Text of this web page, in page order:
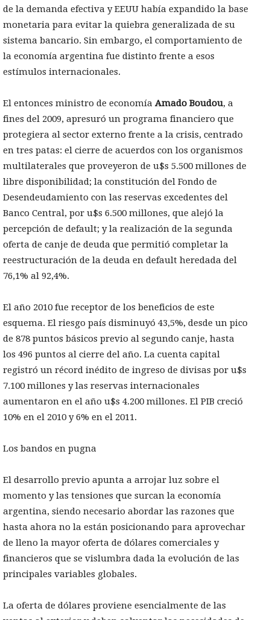
de la demanda efectiva y EEUU había expandido la base
monetaria para evitar la quiebra generalizada de su
sistema bancario. Sin embargo, el comportamiento de
la economía argentina fue distinto frente a esos
estímulos internacionales.
El entonces ministro de economía Amado Boudou, a
fines del 2009, apresuró un programa financiero que
protegiera al sector externo frente a la crisis, centrado
en tres patas: el cierre de acuerdos con los organismos
multilaterales que proveyeron de u$s 5.500 millones de
libre disponibilidad; la constitución del Fondo de
Desendeudamiento con las reservas excedentes del
Banco Central, por u$s 6.500 millones, que alejó la
percepción de default; y la realización de la segunda
oferta de canje de deuda que permitió completar la
reestructuración de la deuda en default heredada del
76,1% al 92,4%.
El año 2010 fue receptor de los beneficios de este
esquema. El riesgo país disminuyó 43,5%, desde un pico
de 878 puntos básicos previo al segundo canje, hasta
los 496 puntos al cierre del año. La cuenta capital
registró un récord inédito de ingreso de divisas por u$s
7.100 millones y las reservas internacionales
aumentaron en el año u$s 4.200 millones. El PIB creció
10% en el 2010 y 6% en el 2011.
Los bandos en pugna
El desarrollo previo apunta a arrojar luz sobre el
momento y las tensiones que surcan la economía
argentina, siendo necesario abordar las razones que
hasta ahora no la están posicionando para aprovechar
de lleno la mayor oferta de dólares comerciales y
financieros que se vislumbra dada la evolución de las
principales variables globales.
La oferta de dólares proviene esencialmente de las